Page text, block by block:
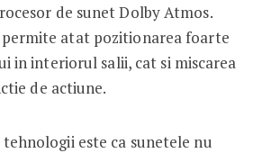
de sunet Dolby Atmos.
atat pozitionarea foarte
in interiorul salii, cat si miscarea
de actiune.
este ca sunetele nu